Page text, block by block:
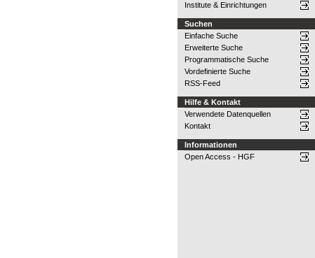
Institute & Einrichtungen
Suchen
Einfache Suche
Erweiterte Suche
Programmatische Suche
Vordefinierte Suche
RSS-Feed
Hilfe & Kontakt
Verwendete Datenquellen
Kontakt
Informationen
Open Access - HGF